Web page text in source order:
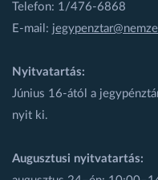
Telefon: 1/476-6868
E-mail:
Nyitvatartás:
Június 16-ától a
nyit ki.
Augusztusi nyitvatartás: